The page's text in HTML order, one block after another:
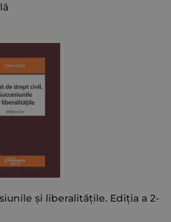
și liberalitățile. Ediția a 2-